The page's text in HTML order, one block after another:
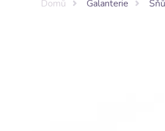
Domů Galanterie